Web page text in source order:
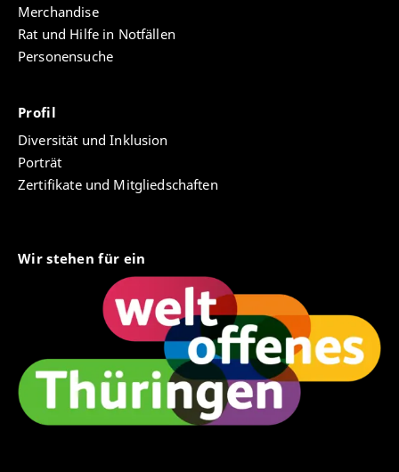
Merchandise
Rat und Hilfe in Notfällen
Personensuche
Profil
Diversität und Inklusion
Porträt
Zertifikate und Mitgliedschaften
Wir stehen für ein